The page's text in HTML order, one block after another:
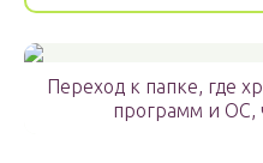
Переход к папке, где
программ и ОС,